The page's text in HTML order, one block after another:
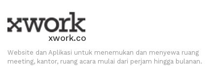
xwork.co
Website dan Aplikasi untuk menemukan dan menyewa ruang
meeting, kantor, ruang acara mulai dari perjam hingga bulanan.